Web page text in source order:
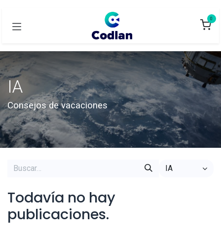
0
IA
Consejos de vacaciones
IA
Todavía no hay
publicaciones.